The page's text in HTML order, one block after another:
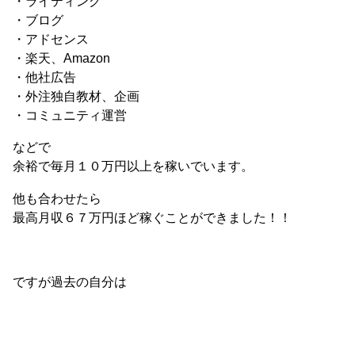
・ブログ
・アドセンス
・楽天、Amazon
・他社広告
・外注独自教材、企画
・コミュニティ運営
などで
余裕で毎月１０万円以上を稼いでいます。
他も合わせたら
最高月収６７万円ほど稼ぐことができました！！
ですが過去の自分は